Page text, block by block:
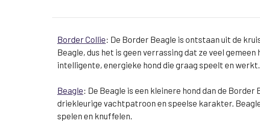
Border Collie: De Border Beagle is ontstaan uit de
Beagle, dus het is geen verrassing dat ze veel
intelligente, energieke hond die graag speelt en werkt.
Beagle: De Beagle is een kleinere hond dan de
driekleurige vachtpatroon en speelse karakter.
spelen en knuffelen.